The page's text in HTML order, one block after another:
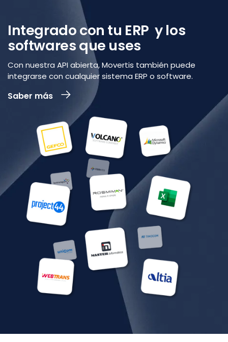
Integrado con tu ERP y los
softwares que uses
Con nuestra API abierta, Movertis también puede
integrarse con cualquier sistema ERP o software.
Saber más